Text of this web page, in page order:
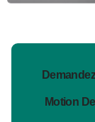
Motion